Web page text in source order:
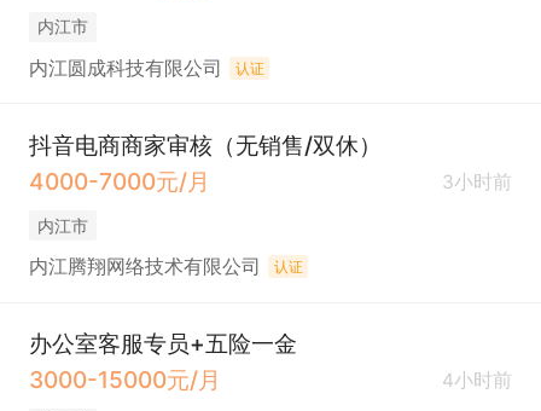
内江市
内江圆成科技有限公司 认证
抖音电商商家审核（无销售/双休）
4000-7000元/月
3小时前
内江市
内江腾翔网络技术有限公司 认证
办公室客服专员+五险一金
3000-15000元/月
4小时前